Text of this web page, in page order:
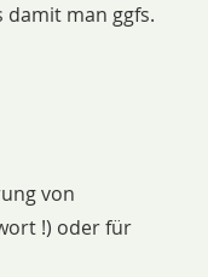
damit man ggfs.
von
!) oder für